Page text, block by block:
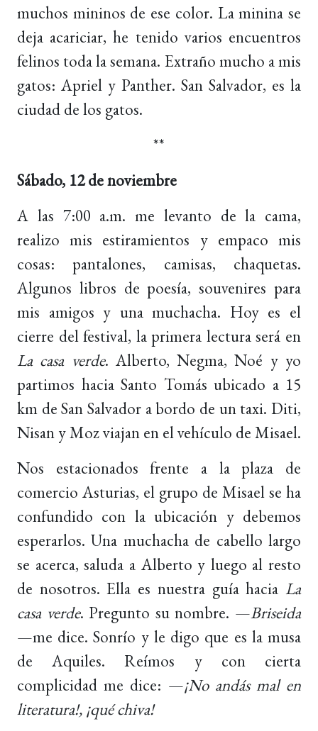
muchos mininos de ese color. La minina se
deja acariciar, he tenido varios encuentros
felinos toda la semana. Extraño mucho a mis
gatos: Apriel y Panther. San Salvador, es la
ciudad de los gatos.
**
Sábado, 12 de noviembre
A las 7:00 a.m. me levanto de la cama,
realizo mis estiramientos y empaco mis
cosas: pantalones, camisas, chaquetas.
Algunos libros de poesía, souvenires para
mis amigos y una muchacha. Hoy es el
cierre del festival, la primera lectura será en
La casa verde. Alberto, Negma, Noé y yo
partimos hacia Santo Tomás ubicado a 15
km de San Salvador a bordo de un taxi. Diti,
Nisan y Moz viajan en el vehículo de Misael.
Nos estacionados frente a la plaza de
comercio Asturias, el grupo de Misael se ha
confundido con la ubicación y debemos
esperarlos. Una muchacha de cabello largo
se acerca, saluda a Alberto y luego al resto
de nosotros. Ella es nuestra guía hacia La
casa verde. Pregunto su nombre. —Briseida
—me dice. Sonrío y le digo que es la musa
de Aquiles. Reímos y con cierta
complicidad me dice: —¡No andás mal en
literatura!, ¡qué chiva!